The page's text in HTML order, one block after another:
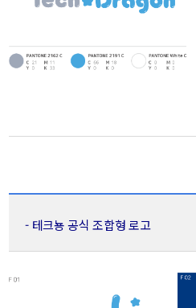
- 테크뇽 공식 조합형 로고